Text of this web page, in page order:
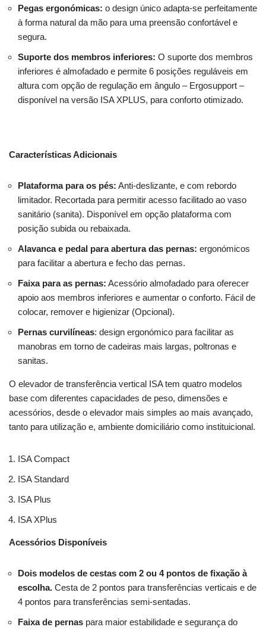
Pegas ergonómicas: o design único adapta-se perfeitamente
à forma natural da mão para uma preensão confortável e
segura.
Suporte dos membros inferiores: O suporte dos membros
inferiores é almofadado e permite 6 posições reguláveis em
altura com opção de regulação em ângulo – Ergosupport –
disponível na versão ISA XPLUS, para conforto otimizado.
Características Adicionais
Plataforma para os pés: Anti-deslizante, e com rebordo
limitador. Recortada para permitir acesso facilitado ao vaso
sanitário (sanita). Disponível em opção plataforma com
posição subida ou rebaixada.
Alavanca e pedal para abertura das pernas: ergonómicos
para facilitar a abertura e fecho das pernas.
Faixa para as pernas: Acessório almofadado para oferecer
apoio aos membros inferiores e aumentar o conforto. Fácil de
colocar, remover e higienizar (Opcional).
Pernas curvilíneas: design ergonómico para facilitar as
manobras em torno de cadeiras mais largas, poltronas e
sanitas.
O elevador de transferência vertical ISA tem quatro modelos
base com diferentes capacidades de peso, dimensões e
acessórios, desde o elevador mais simples ao mais avançado,
tanto para utilização e, ambiente domiciliário como instituicional.
ISA Compact
ISA Standard
ISA Plus
ISA XPlus
Acessórios Disponíveis
Dois modelos de cestas com 2 ou 4 pontos de fixação à
escolha. Cesta de 2 pontos para transferências verticais e de
4 pontos para transferências semi-sentadas.
Faixa de pernas para maior estabilidade e segurança do